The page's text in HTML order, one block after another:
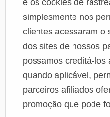
e os cookies de
simplesmente nos
clientes acessaram o
dos sites de nossos
possamos creditá-los
quando aplicável,
parceiros afiliados
promoção que pode